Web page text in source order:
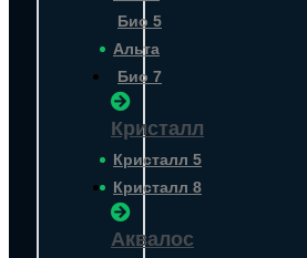
Био 5
Альта
Био 7
Кристалл
Кристалл 5
Кристалл 8
Аквалос